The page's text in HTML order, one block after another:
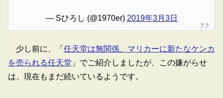
— Sひろし (@1970er) 2019年3月3日
少し前に、「 任天堂は無関係、マリカーに新たなケンカ
を売られる任天堂 」でご紹介しましたが、この嫌がらせ
は、現在もまだ続いているようです。